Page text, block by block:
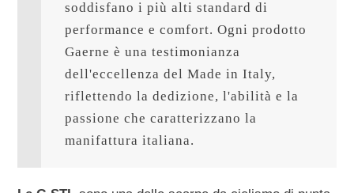
soddisfano i più alti standard di
performance e comfort. Ogni prodotto
Gaerne è una testimonianza
dell'eccellenza del Made in Italy,
riflettendo la dedizione, l'abilità e la
passione che caratterizzano la
manifattura italiana.